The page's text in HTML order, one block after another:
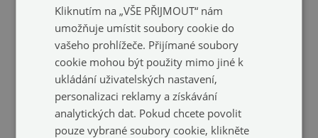
velikost: 20x30 cm
2 249 Kč
velikost: 20x30 cm
Kliknutím na „VŠE PŘIJMOUT“ nám
umožňuje umístit soubory cookie do
vašeho prohlížeče. Přijímané soubory
cookie mohou být použity mimo jiné k
ukládání uživatelských nastavení,
personalizaci reklamy a získávání
analytických dat. Pokud chcete povolit
pouze vybrané soubory cookie, klikněte